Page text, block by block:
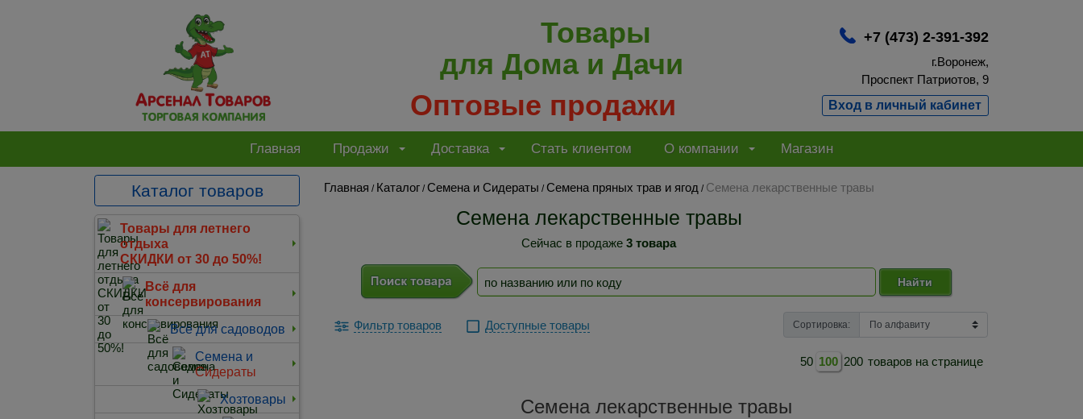
Товары
для Дома и Дачи
Оптовые продажи
+7 (473) 2-391-392
г.Воронеж,
Проспект Патриотов, 9
Вход в личный кабинет
Главная Продажи Доставка Стать клиентом О компании Магазин
Каталог товаров
Товары для летнего
отдыха
СКИДКИ от 30 до 50%!
Всё для
консервирования
Всё для садоводов
Семена и
Сидераты
Хозтовары
Главная / Каталог /Семена и Сидераты /Семена пряных трав и ягод / Семена лекарственные травы
Семена лекарственные травы
Сейчас в продаже3 товара
Найти
Фильтр товаров Доступные товары Сортировка:
50 100 200 товаров на странице
Семена лекарственные травы